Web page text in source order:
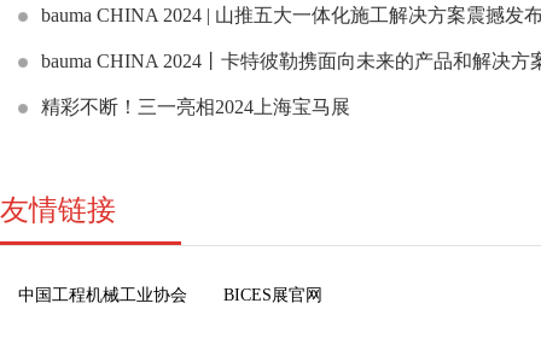
bauma CHINA 2024 | 山推五大一体化施工解决方案震撼发
bauma CHINA 2024丨卡特彼勒携面向未来的产品和解决方
精彩不断！三一亮相2024上海宝马展
友情链接
中国工程机械工业协会 BICES展官网